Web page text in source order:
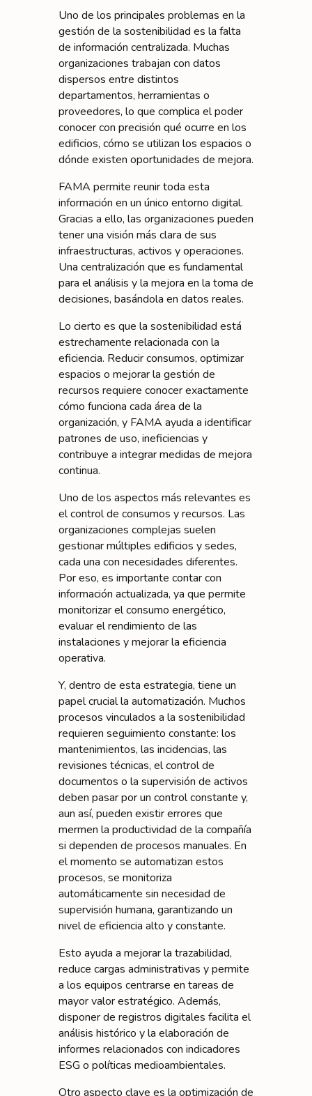
Uno de los principales problemas en la
gestión de la sostenibilidad es la falta
de información centralizada. Muchas
organizaciones trabajan con datos
dispersos entre distintos
departamentos, herramientas o
proveedores, lo que complica el poder
conocer con precisión qué ocurre en los
edificios, cómo se utilizan los espacios o
dónde existen oportunidades de mejora.
FAMA permite reunir toda esta
información en un único entorno digital.
Gracias a ello, las organizaciones pueden
tener una visión más clara de sus
infraestructuras, activos y operaciones.
Una centralización que es fundamental
para el análisis y la mejora en la toma de
decisiones, basándola en datos reales.
Lo cierto es que la sostenibilidad está
estrechamente relacionada con la
eficiencia. Reducir consumos, optimizar
espacios o mejorar la gestión de
recursos requiere conocer exactamente
cómo funciona cada área de la
organización, y FAMA ayuda a identificar
patrones de uso, ineficiencias y
contribuye a integrar medidas de mejora
continua.
Uno de los aspectos más relevantes es
el control de consumos y recursos. Las
organizaciones complejas suelen
gestionar múltiples edificios y sedes,
cada una con necesidades diferentes.
Por eso, es importante contar con
información actualizada, ya que permite
monitorizar el consumo energético,
evaluar el rendimiento de las
instalaciones y mejorar la eficiencia
operativa.
Y, dentro de esta estrategia, tiene un
papel crucial la automatización. Muchos
procesos vinculados a la sostenibilidad
requieren seguimiento constante: los
mantenimientos, las incidencias, las
revisiones técnicas, el control de
documentos o la supervisión de activos
deben pasar por un control constante y,
aun así, pueden existir errores que
mermen la productividad de la compañía
si dependen de procesos manuales. En
el momento se automatizan estos
procesos, se monitoriza
automáticamente sin necesidad de
supervisión humana, garantizando un
nivel de eficiencia alto y constante.
Esto ayuda a mejorar la trazabilidad,
reduce cargas administrativas y permite
a los equipos centrarse en tareas de
mayor valor estratégico. Además,
disponer de registros digitales facilita el
análisis histórico y la elaboración de
informes relacionados con indicadores
ESG o políticas medioambientales.
Otro aspecto clave es la optimización de